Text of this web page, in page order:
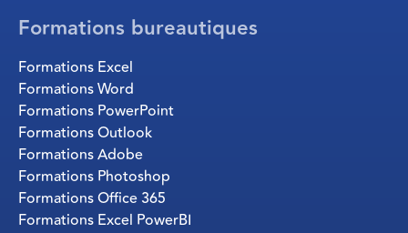
Formations bureautiques
Formations Excel
Formations Word
Formations PowerPoint
Formations Outlook
Formations Adobe
Formations Photoshop
Formations Office 365
Formations Excel PowerBI